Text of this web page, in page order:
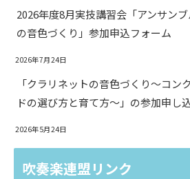
2026年度8月実技講習会「アンサン
の音色づくり」参加申込フォーム
2026年7月24日
「クラリネットの音色づくり〜コン
ドの選び方と育て方〜」の参加申し
2026年5月24日
吹奏楽連盟リンク